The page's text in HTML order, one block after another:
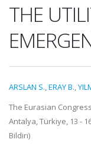
THE
ARSLAN S.,ERAY B.,
The Eurasian
Antalya, Türkiye, 13 -
Bildiri)